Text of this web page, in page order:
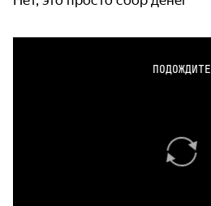
ПОДОЖДИТЕ